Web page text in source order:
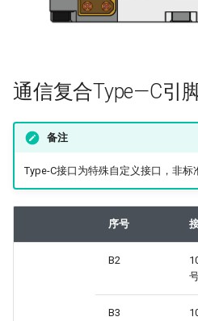
通信复合Type—C引
备注
Type-C接口为特殊自定义接口，非标
序号
B2
B3